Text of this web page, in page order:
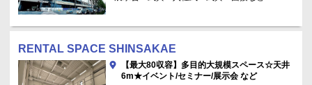
RENTAL SPACE SHINSAKAE
【最大80収容】多目的大規模スペース☆天井
6m★イベント/セミナー/展示会 など